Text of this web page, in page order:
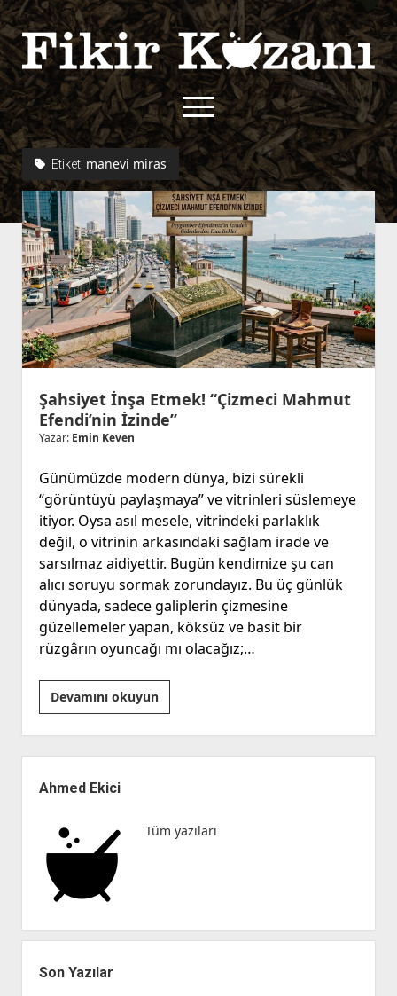
Fikir
Kazanı
menüyü
aç
twitterfacebook
rss
Hakkımızda
açılır
menüyü
aç
Kullanım Koşulları
Gizlilik Politikası
Çerez Politikası
İletişim
Kurallar
Başvuru
Etiket: manevi miras
Şahsiyet İnşa Etmek! “Çizmeci Mahmut
Efendi’nin İzinde”
Yazar: Emin Keven
Günümüzde modern dünya, bizi sürekli
“görüntüyü paylaşmaya” ve vitrinleri süslemeye
itiyor. Oysa asıl mesele, vitrindeki parlaklık
değil, o vitrinin arkasındaki sağlam irade ve
sarsılmaz aidiyettir. Bugün kendimize şu can
alıcı soruyu sormak zorundayız. Bu üç günlük
dünyada, sadece galiplerin çizmesine
güzellemeler yapan, köksüz ve basit bir
rüzgârın oyuncağı mı olacağız;…
Devamını okuyunŞahsiyet
İnşa
Etmek!
“Çizmeci
İzinde”
Menü
Ahmed Ekici
Tüm yazıları
Son Yazılar